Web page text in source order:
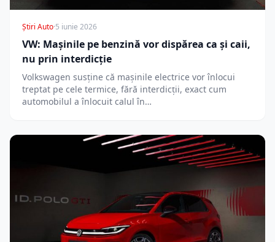
Știri Auto·5 iunie 2026
VW: Mașinile pe benzină vor dispărea ca și caii,
nu prin interdicție
Volkswagen susține că mașinile electrice vor înlocui
treptat pe cele termice, fără interdicții, exact cum
automobilul a înlocuit calul în…